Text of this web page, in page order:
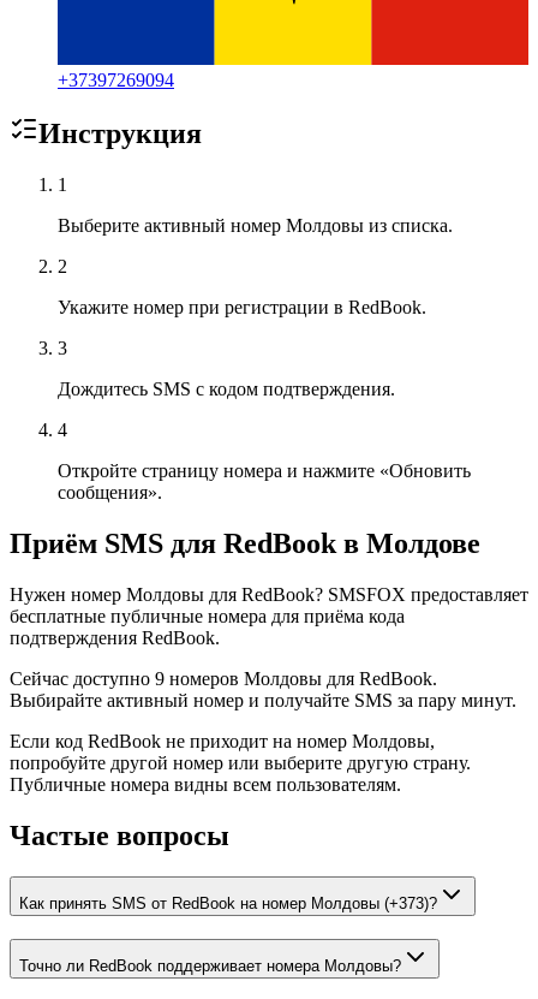
+37397269094
Инструкция
1
Выберите активный номер Молдовы из списка.
2
Укажите номер при регистрации в RedBook.
3
Дождитесь SMS с кодом подтверждения.
4
Откройте страницу номера и нажмите «Обновить
сообщения».
Приём SMS для RedBook в Молдове
Нужен номер Молдовы для RedBook? SMSFOX предоставляет
бесплатные публичные номера для приёма кода
подтверждения RedBook.
Сейчас доступно 9 номеров Молдовы для RedBook.
Выбирайте активный номер и получайте SMS за пару минут.
Если код RedBook не приходит на номер Молдовы,
попробуйте другой номер или выберите другую страну.
Публичные номера видны всем пользователям.
Частые вопросы
Как принять SMS от RedBook на номер Молдовы (+373)?
Точно ли RedBook поддерживает номера Молдовы?